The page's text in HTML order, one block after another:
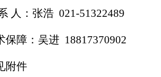
人：张浩 021-51322489
保障：吴进 18817370902
附件